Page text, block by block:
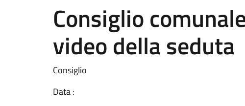
Consiglio
video della seduta
Consiglio
Data :